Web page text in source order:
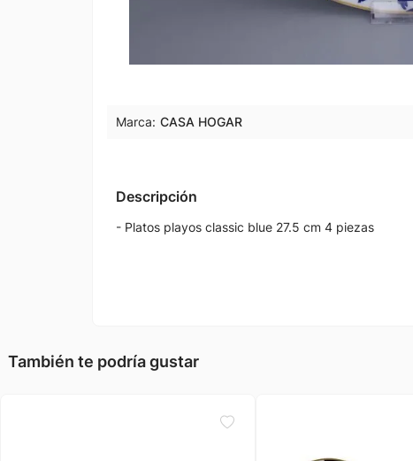
Marca: CASA HOGAR
Descripción
- Platos playos classic blue 27.5 cm 4 piezas
También te podría gustar